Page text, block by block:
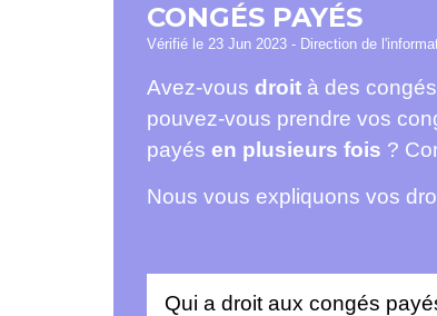
CONGÉS PAYÉS
Vérifié le 23 Jun 2023 - Direction de
Avez-vous droit à des
pouvez-vous prendre vos
payés en plusieurs fois ?
Nous vous expliquons vos
Qui a droit aux congés